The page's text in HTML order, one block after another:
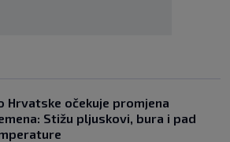
Hrvatske očekuje promjena
Stižu pljuskovi, bura i pad